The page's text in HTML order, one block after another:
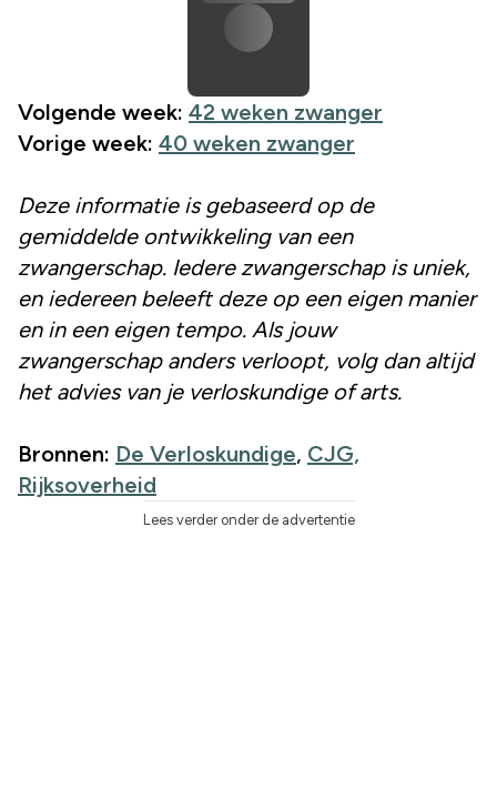
Volgende week: 42 weken zwanger
Vorige week: 40 weken zwanger
Deze informatie is gebaseerd op de
gemiddelde ontwikkeling van een
zwangerschap. Iedere zwangerschap is uniek,
en iedereen beleeft deze op een eigen manier
en in een eigen tempo. Als jouw
zwangerschap anders verloopt, volg dan altijd
het advies van je verloskundige of arts.
Bronnen: De Verloskundige, CJG,
Rijksoverheid
Lees verder onder de advertentie